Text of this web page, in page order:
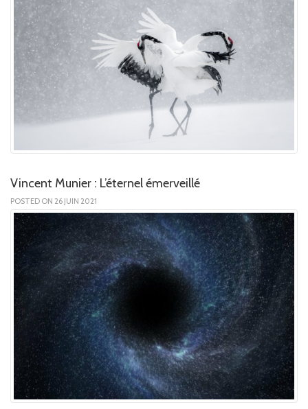
Vincent Munier : L’éternel émerveillé
POSTED ON 26 JUIN 2021